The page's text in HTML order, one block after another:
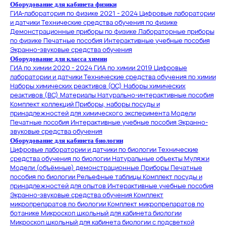
Оборудование для кабинета физики
ГИА-лаборатория по физике 2021 - 2024Цифровые лаборатории
и датчикиТехнические средства обучения по физике
Демонстрационные приборы по физике Лабораторные приборы
по физике Печатные пособия Интерактивные учебные пособия
Экранно-звуковые средства обучения
Оборудование для класса химии
ГИА по химии 2020 - 2024ГИА по химии 2019 Цифровые
лаборатории и датчикиТехнические средства обучения по химии
Наборы химических реактивов (ОС) Наборы химических
реактивов (ВС) МатериалыНатурально-интерактивные пособия
Комплект коллекцийПриборы, наборы посуды и
принадлежностей для химического экспериментаМодели
Печатные пособия Интерактивные учебные пособияЭкранно-
звуковые средства обучения
Оборудование для кабинета биологии
Цифровые лаборатории и датчики по биологииТехнические
средства обучения по биологииНатуральные объектыМуляжи
Модели (объёмные) демонстрационные ПриборыПечатные
пособия по биологииРельефные таблицыКомплект посуды и
принадлежностей для опытов Интерактивные учебные пособия
Экранно-звуковые средства обученияКомплект
микропрепаратов по биологииКомплект микропрепаратов по
ботанике Микроскоп школьный для кабинета биологии
Микроскоп школьный для кабинета биологии с подсветкой